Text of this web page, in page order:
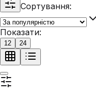
Сортування:
Показати:
12 24